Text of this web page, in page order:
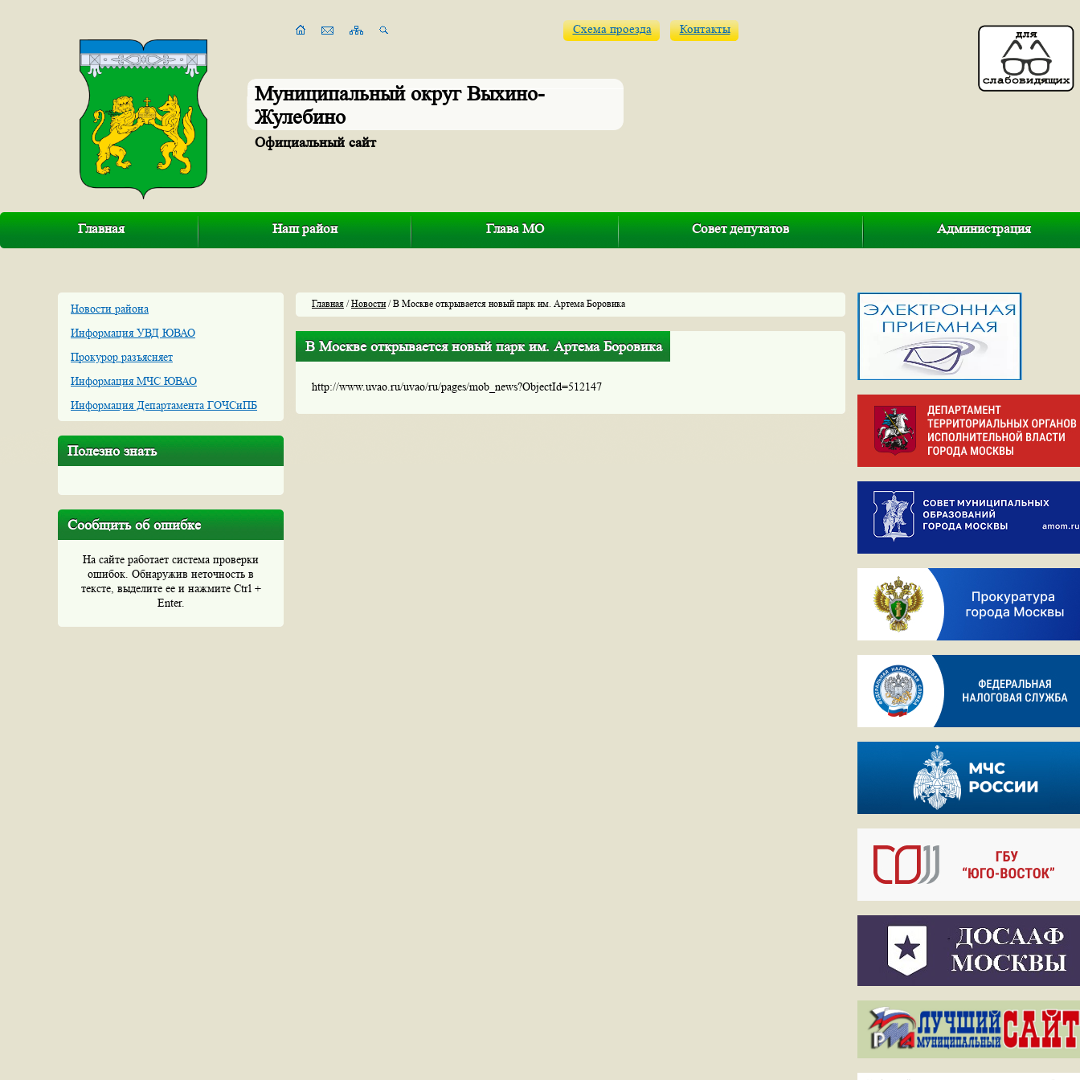
Муниципальный округ Выхино-
Жулебино
Официальный сайт
Схема проезда Контакты
Главная Наш район Глава МО Совет депутатов Администрация
Новости района
Информация УВД ЮВАО
Прокурор разъясняет
Информация МЧС ЮВАО
Информация Департамента ГОЧСиПБ
Полезно знать
Сообщить об ошибке
На сайте работает система проверки
ошибок. Обнаружив неточность в
тексте, выделите ее и нажмите Ctrl +
Enter.
Главная /Новости/ В Москве открывается новый парк им. Артема Боровика
В Москве открывается новый парк им. Артема Боровика
http://www.uvao.ru/uvao/ru/pages/mob_news?ObjectId=512147